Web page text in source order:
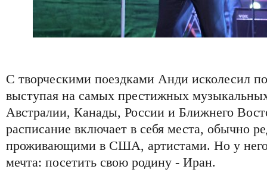
С творческими поездками Анди исколесил
выступая на самых престижных
Австралии, Канады, России и Ближнего
расписание включает в себя места, обычно
проживающими в США, артистами. Но у него
мечта: посетить свою родину - Иран.